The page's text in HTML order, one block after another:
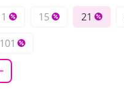
15 21
101